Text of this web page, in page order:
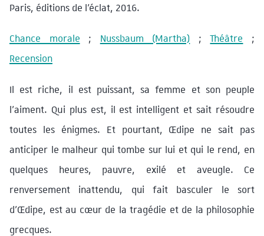
Paris, éditions de l’éclat, 2016.
Chance morale ; Nussbaum (Martha) ;Théâtre ;
Recension
Il est riche, il est puissant, sa femme et son peuple
l’aiment. Qui plus est, il est intelligent et sait résoudre
toutes les énigmes. Et pourtant, Œdipe ne sait pas
anticiper le malheur qui tombe sur lui et qui le rend, en
quelques heures, pauvre, exilé et aveugle. Ce
renversement inattendu, qui fait basculer le sort
d’Œdipe, est au cœur de la tragédie et de la philosophie
grecques.